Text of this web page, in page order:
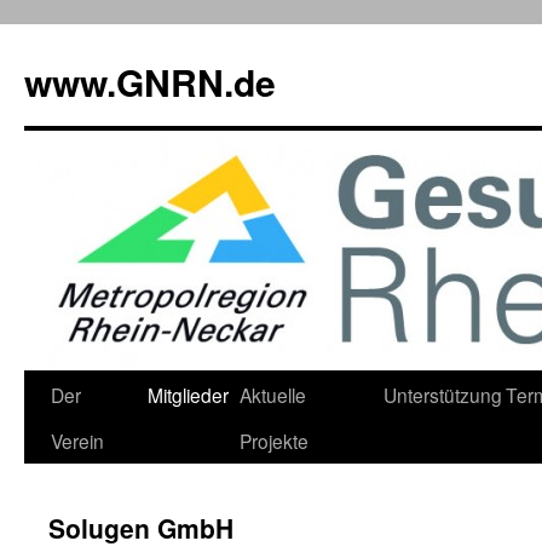
www.GNRN.de
Springe
zum
Der
Verein
Mitglieder Aktuelle
Projekte
Unterstützung
Solugen GmbH